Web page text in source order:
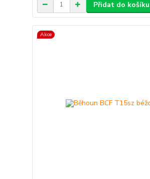
Přidat do košíku
Akce